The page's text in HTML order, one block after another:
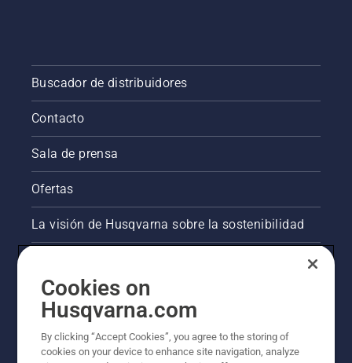
Buscador de distribuidores
Contacto
Sala de prensa
Ofertas
La visión de Husqvarna sobre la sostenibilidad
Otros sitios de Husqvarna
AlertLine/Canal de Denúncias
Cookies on
Husqvarna.com
By clicking “Accept Cookies”, you agree to the storing of
cookies on your device to enhance site navigation, analyze